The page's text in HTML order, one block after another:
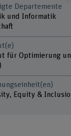
Departemente
und Informatik
für Optimierung
Equity &